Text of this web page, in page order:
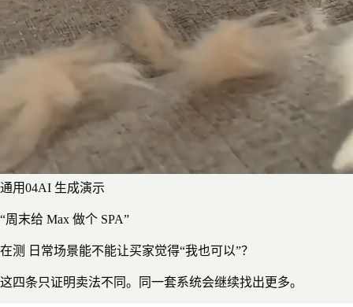
通用04AI 生成演示
“周末给 Max 做个 SPA”
在测 日常场景能不能让买家觉得“我也可以”？
这四条只证明卖法不同。同一套系统会继续找出更多。